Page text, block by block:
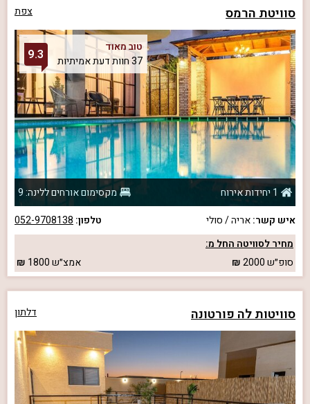
סוויטת הרמס צפת
טוב מאוד
37 חוות דעת אמיתיות
9.3
1 יחידות אירוח
מקסימום אורחים ללינה: 9
איש קשר:אריה / סולי טלפון: 052-9708138
מחיר לסוויטה החל מ:
סופ״ש2000 אמצ״ש1800
סוויטות לה פורטונה דלתון